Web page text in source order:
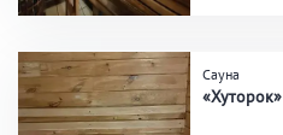
ПРИМЕНИТЬ ФИЛЬТРЫ
Сауна
«Хуторок»